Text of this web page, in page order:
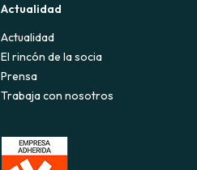
Actualidad
Actualidad
El rincón de la socia
Prensa
Trabaja con nosotros